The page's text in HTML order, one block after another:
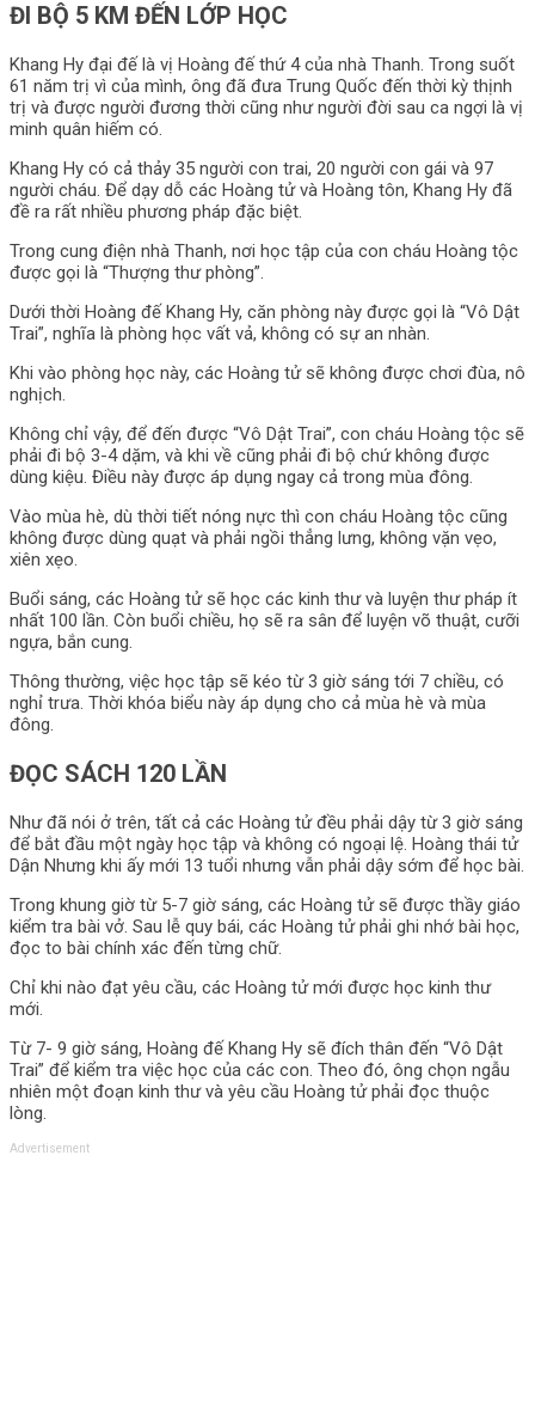
ĐI BỘ 5 KM ĐẾN LỚP HỌC
Khang Hy đại đế là vị Hoàng đế thứ 4 của nhà Thanh. Trong suốt
61 năm trị vì của mình, ông đã đưa Trung Quốc đến thời kỳ thịnh
trị và được người đương thời cũng như người đời sau ca ngợi là vị
minh quân hiếm có.
Khang Hy có cả thảy 35 người con trai, 20 người con gái và 97
người cháu. Để dạy dỗ các Hoàng tử và Hoàng tôn, Khang Hy đã
đề ra rất nhiều phương pháp đặc biệt.
Trong cung điện nhà Thanh, nơi học tập của con cháu Hoàng tộc
được gọi là “Thượng thư phòng”.
Dưới thời Hoàng đế Khang Hy, căn phòng này được gọi là “Vô Dật
Trai”, nghĩa là phòng học vất vả, không có sự an nhàn.
Khi vào phòng học này, các Hoàng tử sẽ không được chơi đùa, nô
nghịch.
Không chỉ vậy, để đến được “Vô Dật Trai”, con cháu Hoàng tộc sẽ
phải đi bộ 3-4 dặm, và khi về cũng phải đi bộ chứ không được
dùng kiệu. Điều này được áp dụng ngay cả trong mùa đông.
Vào mùa hè, dù thời tiết nóng nực thì con cháu Hoàng tộc cũng
không được dùng quạt và phải ngồi thẳng lưng, không vặn vẹo,
xiên xẹo.
Buổi sáng, các Hoàng tử sẽ học các kinh thư và luyện thư pháp ít
nhất 100 lần. Còn buổi chiều, họ sẽ ra sân để luyện võ thuật, cưỡi
ngựa, bắn cung.
Thông thường, việc học tập sẽ kéo từ 3 giờ sáng tới 7 chiều, có
nghỉ trưa. Thời khóa biểu này áp dụng cho cả mùa hè và mùa
đông.
ĐỌC SÁCH 120 LẦN
Như đã nói ở trên, tất cả các Hoàng tử đều phải dậy từ 3 giờ sáng
để bắt đầu một ngày học tập và không có ngoại lệ. Hoàng thái tử
Dận Nhưng khi ấy mới 13 tuổi nhưng vẫn phải dậy sớm để học bài.
Trong khung giờ từ 5-7 giờ sáng, các Hoàng tử sẽ được thầy giáo
kiểm tra bài vở. Sau lễ quy bái, các Hoàng tử phải ghi nhớ bài học,
đọc to bài chính xác đến từng chữ.
Chỉ khi nào đạt yêu cầu, các Hoàng tử mới được học kinh thư
mới.
Từ 7- 9 giờ sáng, Hoàng đế Khang Hy sẽ đích thân đến “Vô Dật
Trai” để kiểm tra việc học của các con. Theo đó, ông chọn ngẫu
nhiên một đoạn kinh thư và yêu cầu Hoàng tử phải đọc thuộc
lòng.
Advertisement